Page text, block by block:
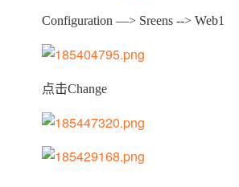
Configuration —> Sreens --> Web1
点击Change